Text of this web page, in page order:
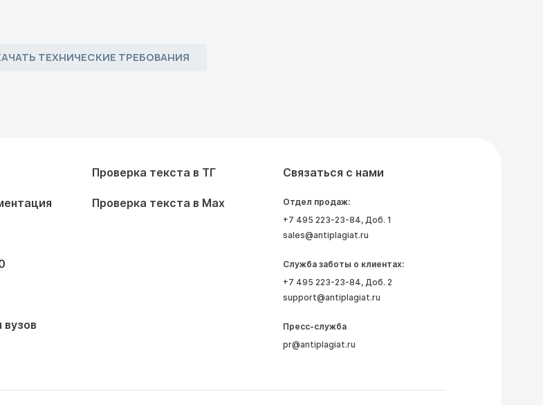
ТЕХНИЧЕСКИЕ ТРЕБОВАНИЯ
Проверка текста в ТГ
Проверка текста в Max
Связаться с нами
Отдел продаж:
+7 495 223-23-84, Доб. 1
sales@antiplagiat.ru
Служба заботы о клиентах:
+7 495 223-23-84, Доб. 2
support@antiplagiat.ru
Пресс-служба
pr@antiplagiat.ru